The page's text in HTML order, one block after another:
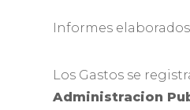
Informes
Los Gastos se
Administracion